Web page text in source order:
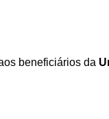
beneficiários da